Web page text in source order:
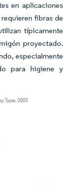
en aplicaciones
fibras de
típicamente
proyectado.
especialmente
para higiene y